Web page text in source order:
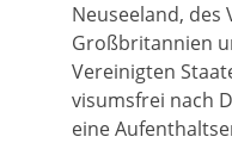
Neuseeland, des
Großbritannien
Vereinigten
visumsfrei nach
eine